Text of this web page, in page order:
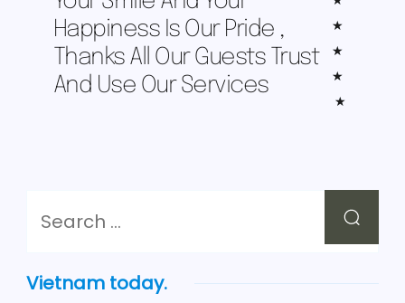
Happiness Is Our Pride ,
Thanks All Our Guests Trust
And Use Our Services
★
★
★
★
Vietnam today.